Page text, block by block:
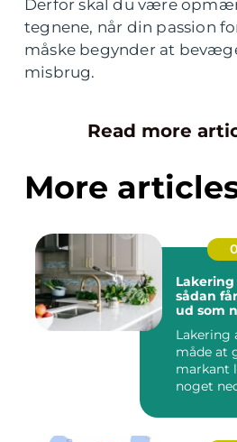
Derfor skal du være
tegnene, når din passion
måske begynder at
misbrug.
Read more
More
sådan
ud som
Lakering
måde at
markant
noget